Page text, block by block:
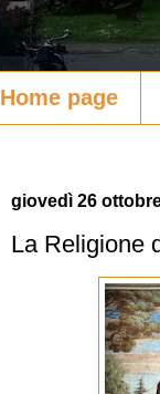
Home page
giovedì 26
La Religione